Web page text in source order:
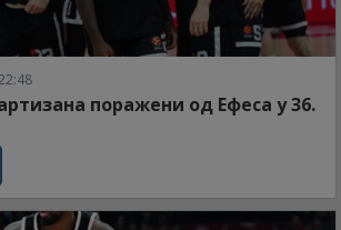
поражени од Ефеса у 36.